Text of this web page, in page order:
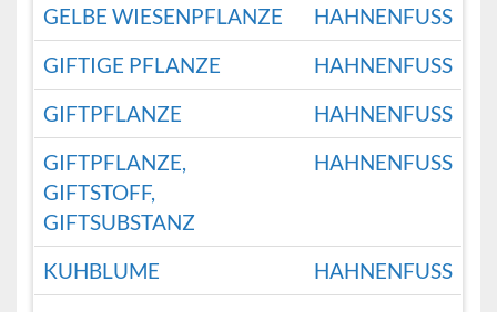
GELBE WIESENPFLANZE
HAHNENFUSS
GIFTIGE PFLANZE
HAHNENFUSS
GIFTPFLANZE
HAHNENFUSS
GIFTPFLANZE,
GIFTSTOFF,
GIFTSUBSTANZ
HAHNENFUSS
KUHBLUME
HAHNENFUSS